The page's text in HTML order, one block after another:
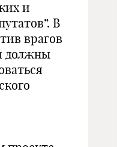
и
В
врагов
должны